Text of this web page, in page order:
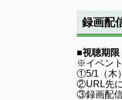
録画配
■視聴期限
※イベン
①5/1（木
②URL先に
③録画配信